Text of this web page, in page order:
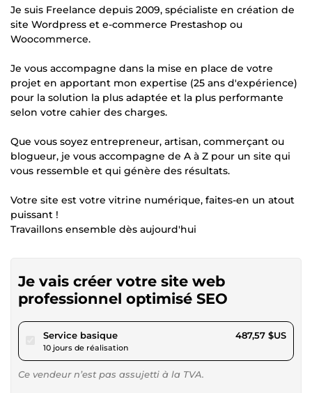
Je suis Freelance depuis 2009, spécialiste en création de
site Wordpress et e-commerce Prestashop ou
Woocommerce.
Je vous accompagne dans la mise en place de votre
projet en apportant mon expertise (25 ans d'expérience)
pour la solution la plus adaptée et la plus performante
selon votre cahier des charges.
Que vous soyez entrepreneur, artisan, commerçant ou
blogueur, je vous accompagne de A à Z pour un site qui
vous ressemble et qui génère des résultats.
Votre site est votre vitrine numérique, faites-en un atout
puissant !
Travaillons ensemble dès aujourd'hui
Je vais créer votre site web
professionnel optimisé SEO
Service basiquepour 449,38 $US
10 jours de réalisation
487,57 $US
Ce vendeur n’est pas assujetti à la TVA.